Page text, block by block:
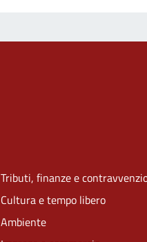
Tributi, finanze e
Cultura e tempo libero
Ambiente